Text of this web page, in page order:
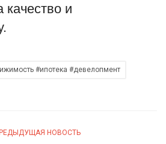
качество и
#ипотека #девелопмент
НОВОСТЬ